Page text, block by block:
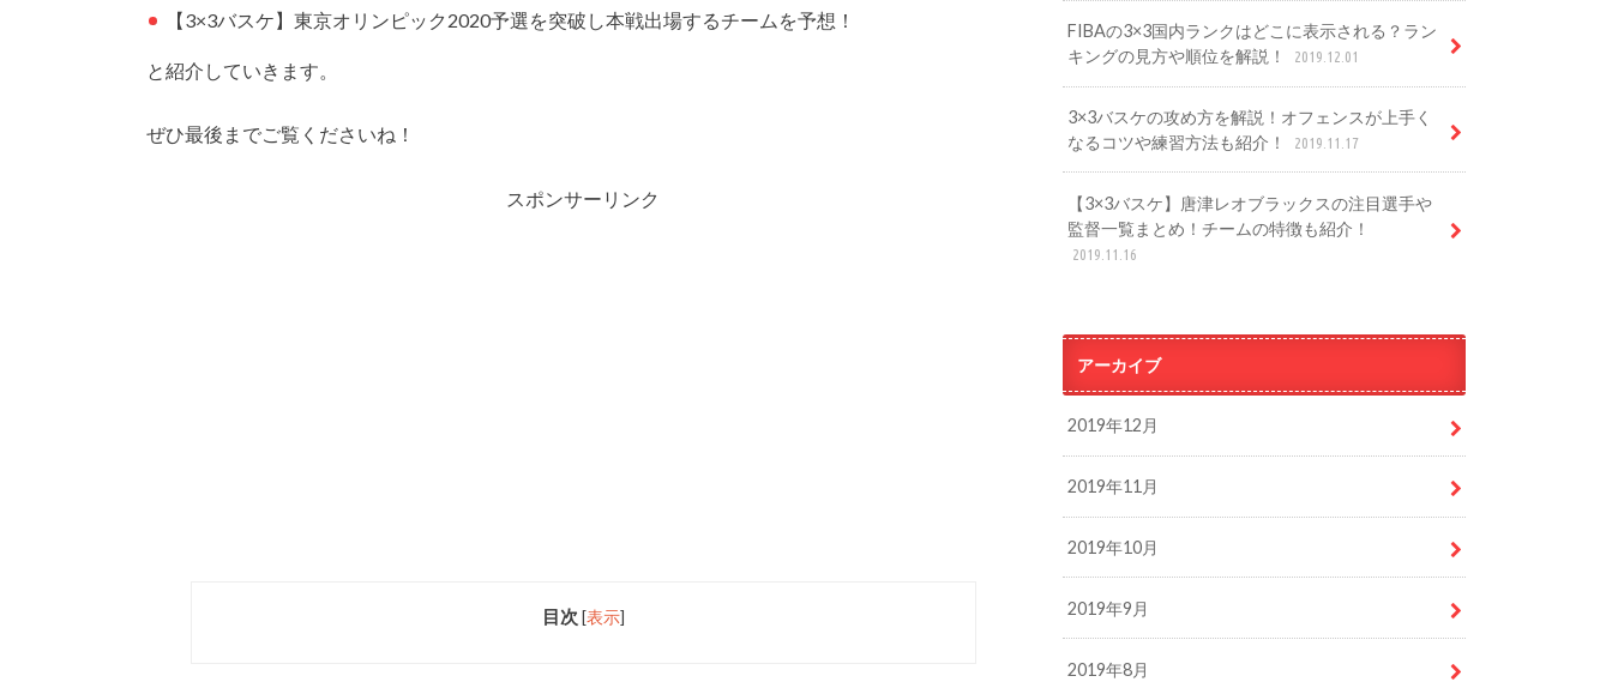
【3×3バスケ】東京オリンピック2020予選を突破し本戦出場するチームを予想！
と紹介していきます。
ぜひ最後までご覧くださいね！
スポンサーリンク
目次 [表示]
FIBAの3×3国内ランクはどこに表示される？ラン
キングの見方や順位を解説！
2019.12.01
3×3バスケの攻め方を解説！オフェンスが上手く
なるコツや練習方法も紹介！
2019.11.17
【3×3バスケ】唐津レオブラックスの注目選手や
監督一覧まとめ！チームの特徴も紹介！
2019.11.16
アーカイブ
2019年12月
2019年11月
2019年10月
2019年9月
2019年8月